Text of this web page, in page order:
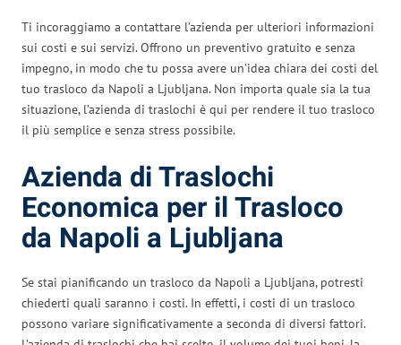
Ti incoraggiamo a contattare l’azienda per ulteriori informazioni
sui costi e sui servizi. Offrono un preventivo gratuito e senza
impegno, in modo che tu possa avere un’idea chiara dei costi del
tuo trasloco da Napoli a Ljubljana. Non importa quale sia la tua
situazione, l’azienda di traslochi è qui per rendere il tuo trasloco
il più semplice e senza stress possibile.
Azienda di Traslochi
Economica per il Trasloco
da Napoli a Ljubljana
Se stai pianificando un trasloco da Napoli a Ljubljana, potresti
chiederti quali saranno i costi. In effetti, i costi di un trasloco
possono variare significativamente a seconda di diversi fattori.